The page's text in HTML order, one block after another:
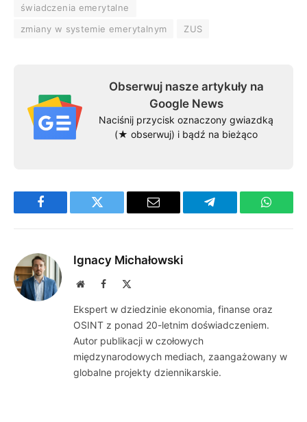
świadczenia emerytalne
zmiany w systemie emerytalnym
ZUS
Obserwuj nasze artykuły na
Google News
Naciśnij przycisk oznaczony gwiazdką
(★ obserwuj) i bądź na bieżąco
Facebook Twitter Email Telegram
Ignacy Michałowski
WebsiteFacebook
Ekspert w dziedzinie ekonomia, finanse oraz
OSINT z ponad 20-letnim doświadczeniem.
Autor publikacji w czołowych
międzynarodowych mediach, zaangażowany w
globalne projekty dziennikarskie.